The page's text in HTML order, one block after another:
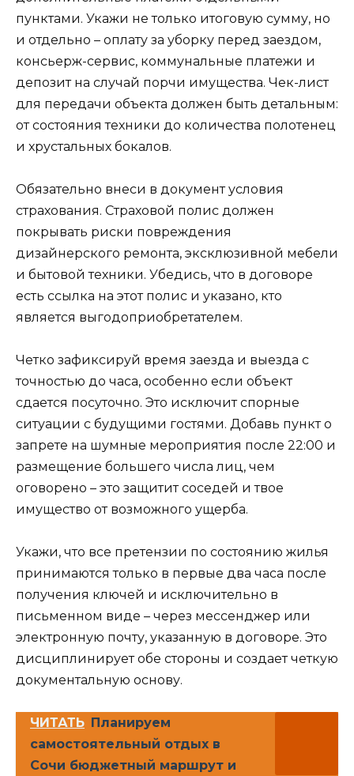
пунктами. Укажи не только итоговую сумму, но
и отдельно – оплату за уборку перед заездом,
консьерж-сервис, коммунальные платежи и
депозит на случай порчи имущества. Чек-лист
для передачи объекта должен быть детальным:
от состояния техники до количества полотенец
и хрустальных бокалов.
Обязательно внеси в документ условия
страхования. Страховой полис должен
покрывать риски повреждения
дизайнерского ремонта, эксклюзивной мебели
и бытовой техники. Убедись, что в договоре
есть ссылка на этот полис и указано, кто
является выгодоприобретателем.
Четко зафиксируй время заезда и выезда с
точностью до часа, особенно если объект
сдается посуточно. Это исключит спорные
ситуации с будущими гостями. Добавь пункт о
запрете на шумные мероприятия после 22:00 и
размещение большего числа лиц, чем
оговорено – это защитит соседей и твое
имущество от возможного ущерба.
Укажи, что все претензии по состоянию жилья
принимаются только в первые два часа после
получения ключей и исключительно в
письменном виде – через мессенджер или
электронную почту, указанную в договоре. Это
дисциплинирует обе стороны и создает четкую
документальную основу.
ЧИТАТЬ Планируем
самостоятельный отдых в
Сочи бюджетный маршрут и